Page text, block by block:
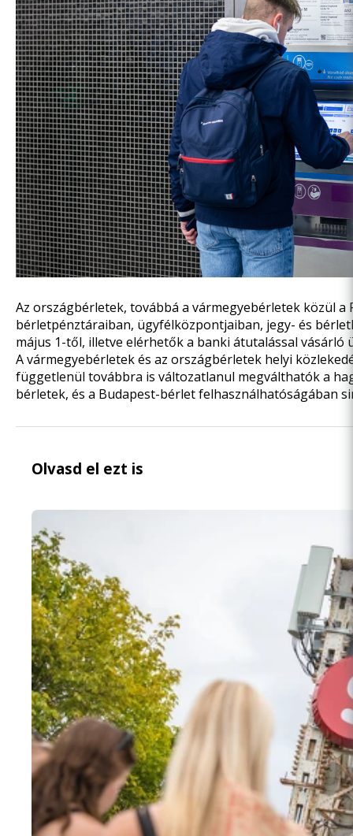
Az országbérletek, továbbá a vármegyebérletek közül a
bérletpénztáraiban, ügyfélközpontjaiban, jegy- és
május 1-től, illetve elérhetők a banki átutalással vásárló
A vármegyebérletek és az országbérletek helyi
függetlenül továbbra is változatlanul megválthatók a
bérletek, és a Budapest-bérlet felhasználhatóságában
Olvasd el ezt is